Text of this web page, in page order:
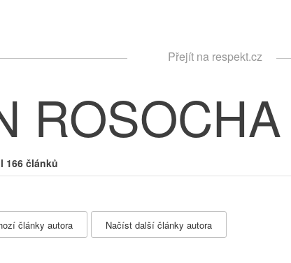
Přejít na respekt.cz
ROSOCHA
166 článků
články autora Načíst další články autora